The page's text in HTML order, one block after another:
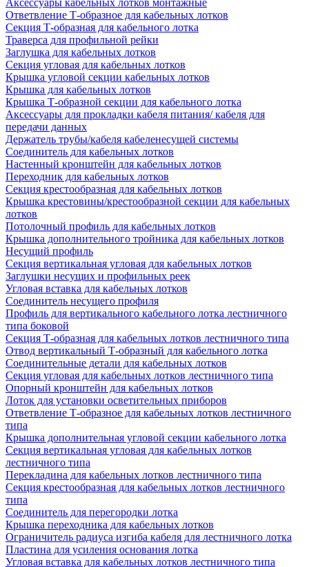
Аксессуары кабельных лотков монтажные
Ответвление Т-образное для кабельных лотков
Секция Т-образная для кабельного лотка
Траверса для профильной рейки
Заглушка для кабельных лотков
Секция угловая для кабельных лотков
Крышка угловой секции кабельных лотков
Крышка для кабельных лотков
Крышка Т-образной секции для кабельного лотка
Аксессуары для прокладки кабеля питания/ кабеля для
передачи данных
Держатель трубы/кабеля кабеленесущей системы
Соединитель для кабельных лотков
Настенный кронштейн для кабельных лотков
Переходник для кабельных лотков
Секция крестообразная для кабельных лотков
Крышка крестовины/крестообразной секции для кабельных
лотков
Потолочный профиль для кабельных лотков
Крышка дополнительного тройника для кабельных лотков
Несущий профиль
Секция вертикальная угловая для кабельных лотков
Заглушки несущих и профильных реек
Угловая вставка для кабельных лотков
Соединитель несущего профиля
Профиль для вертикального кабельного лотка лестничного
типа боковой
Секция Т-образная для кабельных лотков лестничного типа
Отвод вертикальный Т-образный для кабельного лотка
Соединительные детали для кабельных лотков
Секция угловая для кабельных лотков лестничного типа
Опорный кронштейн для кабельных лотков
Лоток для установки осветительных приборов
Ответвление Т-образное для кабельных лотков лестничного
типа
Крышка дополнительная угловой секции кабельного лотка
Секция вертикальная угловая для кабельных лотков
лестничного типа
Перекладина для кабельных лотков лестничного типа
Секция крестообразная для кабельных лотков лестничного
типа
Соединитель для перегородки лотка
Крышка переходника для кабельных лотков
Ограничитель радиуса изгиба кабеля для лестничного лотка
Пластина для усиления основания лотка
Угловая вставка для кабельных лотков лестничного типа